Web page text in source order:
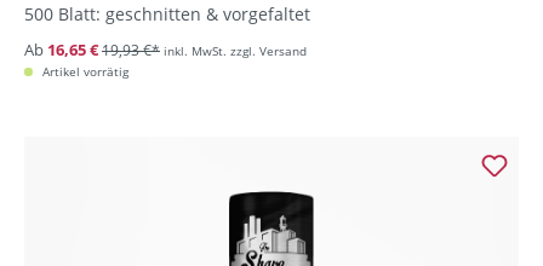
500 Blatt: geschnitten & vorgefaltet
Ab 16,65 €19,93 €* inkl. MwSt. zzgl. Versand
Artikel vorrätig